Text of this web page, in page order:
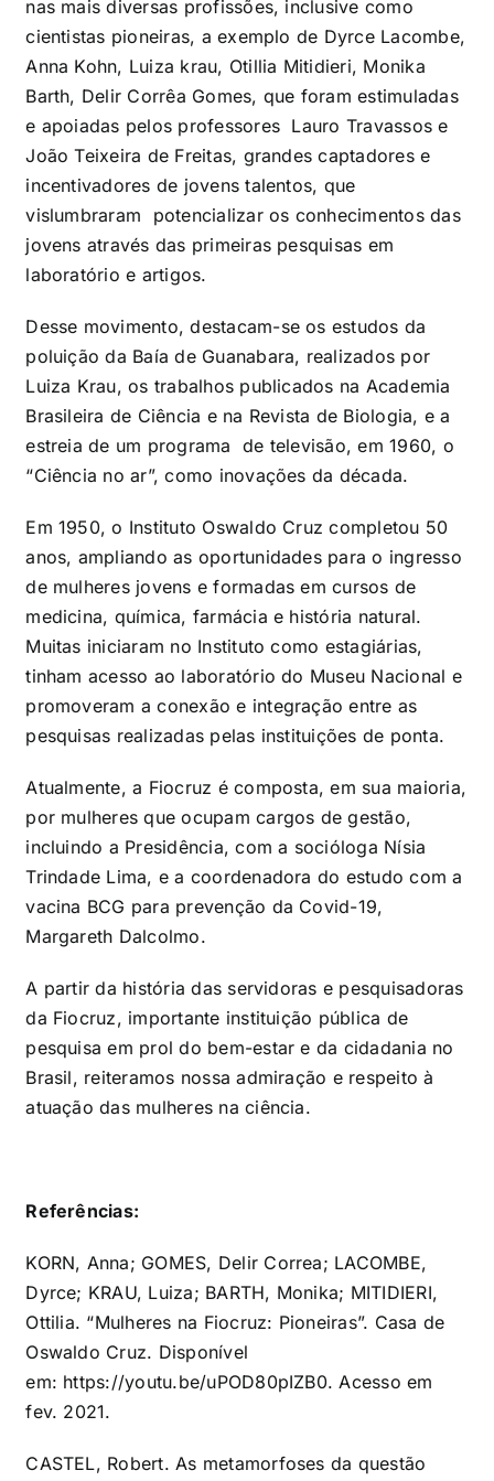
nas mais diversas profissões, inclusive como
cientistas pioneiras, a exemplo de Dyrce Lacombe,
Anna Kohn, Luiza krau, Otillia Mitidieri, Monika
Barth, Delir Corrêa Gomes, que foram estimuladas
e apoiadas pelos professores Lauro Travassos e
João Teixeira de Freitas, grandes captadores e
incentivadores de jovens talentos, que
vislumbraram potencializar os conhecimentos das
jovens através das primeiras pesquisas em
laboratório e artigos.
Desse movimento, destacam-se os estudos da
poluição da Baía de Guanabara, realizados por
Luiza Krau, os trabalhos publicados na Academia
Brasileira de Ciência e na Revista de Biologia, e a
estreia de um programa de televisão, em 1960, o
“Ciência no ar”, como inovações da década.
Em 1950, o Instituto Oswaldo Cruz completou 50
anos, ampliando as oportunidades para o ingresso
de mulheres jovens e formadas em cursos de
medicina, química, farmácia e história natural.
Muitas iniciaram no Instituto como estagiárias,
tinham acesso ao laboratório do Museu Nacional e
promoveram a conexão e integração entre as
pesquisas realizadas pelas instituições de ponta.
Atualmente, a Fiocruz é composta, em sua maioria,
por mulheres que ocupam cargos de gestão,
incluindo a Presidência, com a socióloga Nísia
Trindade Lima, e a coordenadora do estudo com a
vacina BCG para prevenção da Covid-19,
Margareth Dalcolmo.
A partir da história das servidoras e pesquisadoras
da Fiocruz, importante instituição pública de
pesquisa em prol do bem-estar e da cidadania no
Brasil, reiteramos nossa admiração e respeito à
atuação das mulheres na ciência.
Referências:
KORN, Anna; GOMES, Delir Correa; LACOMBE,
Dyrce; KRAU, Luiza; BARTH, Monika; MITIDIERI,
Ottilia. “Mulheres na Fiocruz: Pioneiras”. Casa de
Oswaldo Cruz. Disponível
em: https://youtu.be/uPOD80pIZB0. Acesso em
fev. 2021.
CASTEL, Robert. As metamorfoses da questão